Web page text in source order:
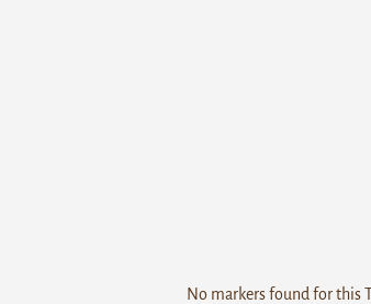
No markers found for this